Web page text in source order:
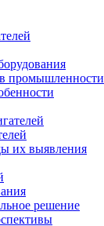
промышленности
их выявления
решение